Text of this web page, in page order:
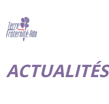
ACTUALITÉS